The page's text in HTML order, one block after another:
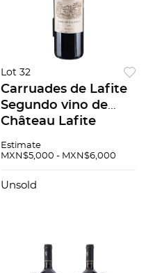
Lot 32
Carruades de Lafite
Segundo vino de
Château Lafite
2006 Pauillac,
cuello 94 / 100
Estimate
MXN$5,000 - MXN$6,000
Unsold